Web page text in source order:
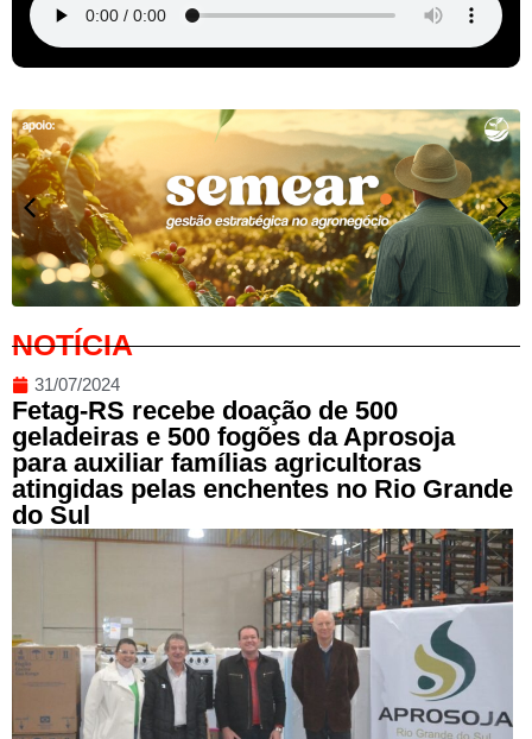
NOTÍCIA
31/07/2024
Fetag-RS recebe doação de 500
geladeiras e 500 fogões da Aprosoja
para auxiliar famílias agricultoras
atingidas pelas enchentes no Rio Grande
do Sul